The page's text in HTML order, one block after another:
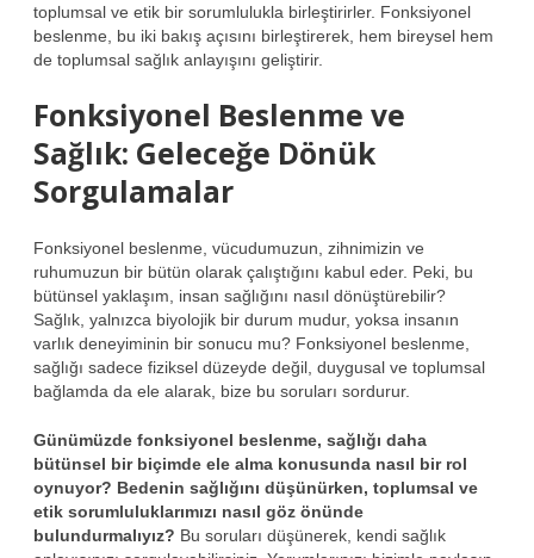
toplumsal ve etik bir sorumlulukla birleştirirler. Fonksiyonel
beslenme, bu iki bakış açısını birleştirerek, hem bireysel hem
de toplumsal sağlık anlayışını geliştirir.
Fonksiyonel Beslenme ve
Sağlık: Geleceğe Dönük
Sorgulamalar
Fonksiyonel beslenme, vücudumuzun, zihnimizin ve
ruhumuzun bir bütün olarak çalıştığını kabul eder. Peki, bu
bütünsel yaklaşım, insan sağlığını nasıl dönüştürebilir?
Sağlık, yalnızca biyolojik bir durum mudur, yoksa insanın
varlık deneyiminin bir sonucu mu? Fonksiyonel beslenme,
sağlığı sadece fiziksel düzeyde değil, duygusal ve toplumsal
bağlamda da ele alarak, bize bu soruları sordurur.
Günümüzde fonksiyonel beslenme, sağlığı daha
bütünsel bir biçimde ele alma konusunda nasıl bir rol
oynuyor? Bedenin sağlığını düşünürken, toplumsal ve
etik sorumluluklarımızı nasıl göz önünde
bulundurmalıyız? Bu soruları düşünerek, kendi sağlık